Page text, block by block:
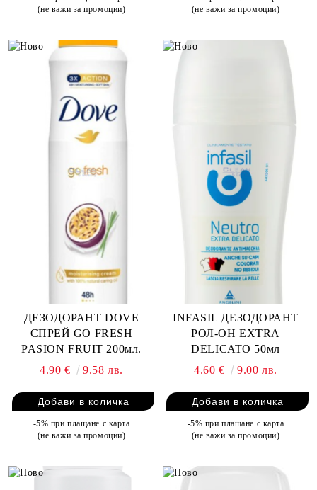
(не важи за промоции)
(не важи за промоции)
ДЕЗОДОРАНТ DOVE
СПРЕЙ GO FRESH
PASION FRUIT 200мл.
4.90 €
9.58 лв.
-5% при плащане с карта
(не важи за промоции)
INFASIL ДЕЗОДОРАНТ
РОЛ-ОН EXTRA
DELICATO 50мл
4.60 €
9.00 лв.
-5% при плащане с карта
(не важи за промоции)